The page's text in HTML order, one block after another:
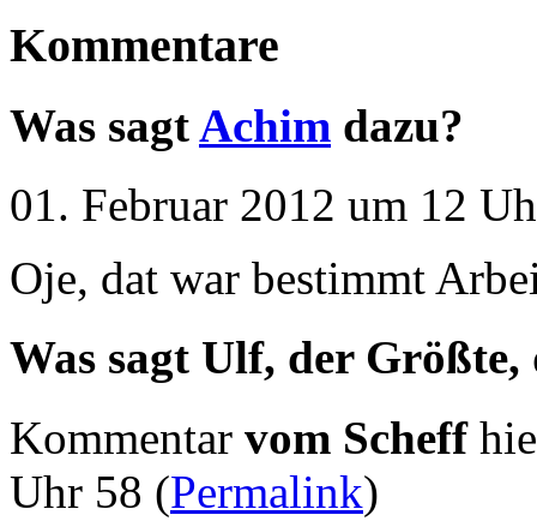
Kommentare
Was sagtAchim dazu?
01. Februar 2012 um 12
Oje, dat war bestimmt
Was sagt Ulf, der Größte,
Kommentar vom Scheff
Uhr 58 (Permalink)